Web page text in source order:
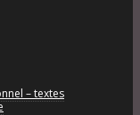
– textes